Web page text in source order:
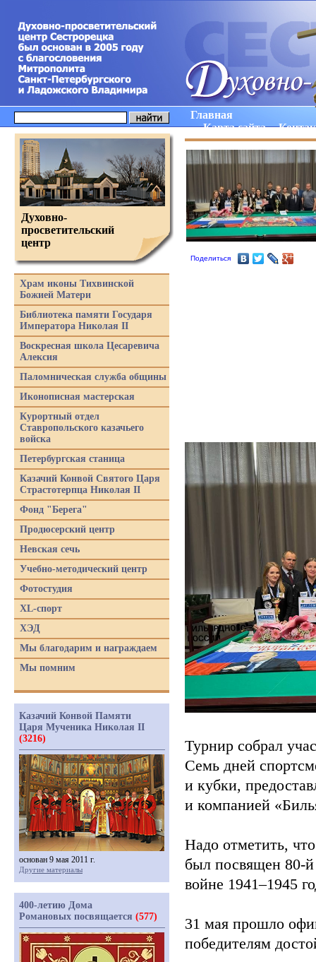
Главная
Карта сайта
Поделиться
Турнир собрал
Семь дней
и кубки,
и компанией
Надо отметить,
был посвящен 80-
войне 1941–1945
31 мая прошло
победителям
Духовно-
просветительский
центр
Храм иконы Тихвинской
Божией Матери
Библиотека памяти Государя
Императора Николая II
Воскресная школа Цесаревича
Алексия
Паломническая служба общины
Иконописная мастерская
Курортный отдел
Ставропольского казачьего
войска
Петербургская станица
Казачий Конвой Святого Царя
Страстотерпца Николая II
Фонд "Берега"
Продюсерский центр
Невская сечь
Учебно-методический центр
Фотостудия
XL-спорт
ХЭД
Мы благодарим и награждаем
Мы помним
Казачий Конвой Памяти
Царя Мученика Николая II
(3216)
основан 9 мая 2011 г.
Другие материалы
400-летию Дома
Романовых посвящается (577)